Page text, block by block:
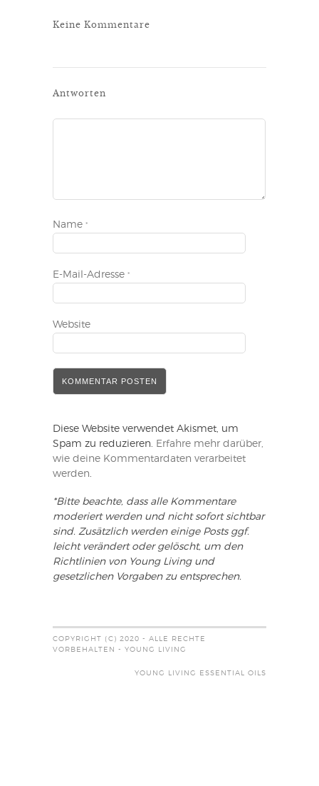
Keine Kommentare
Antworten
Name *
E-Mail-Adresse *
Website
Diese Website verwendet Akismet, um
Spam zu reduzieren. Erfahre mehr darüber,
wie deine Kommentardaten verarbeitet
werden.
*Bitte beachte, dass alle Kommentare
moderiert werden und nicht sofort sichtbar
sind. Zusätzlich werden einige Posts ggf.
leicht verändert oder gelöscht, um den
Richtlinien von Young Living und
gesetzlichen Vorgaben zu entsprechen.
COPYRIGHT (C) 2020 - ALLE RECHTE
VORBEHALTEN - YOUNG LIVING
YOUNG LIVING ESSENTIAL OILS